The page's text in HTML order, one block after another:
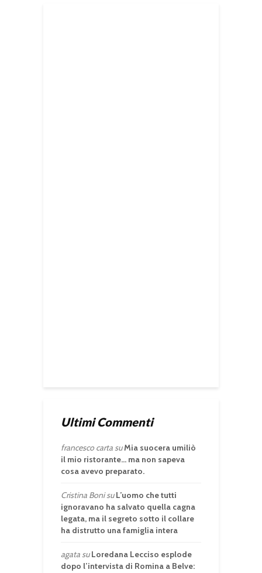
Ultimi Commenti
francesco cartasuMia suocera umiliò
il mio ristorante… ma non sapeva
cosa avevo preparato.
Cristina BonisuL’uomo che tutti
ignoravano ha salvato quella cagna
legata, ma il segreto sotto il collare
ha distrutto una famiglia intera
agatasuLoredana Lecciso esplode
dopo l’intervista di Romina a Belve: